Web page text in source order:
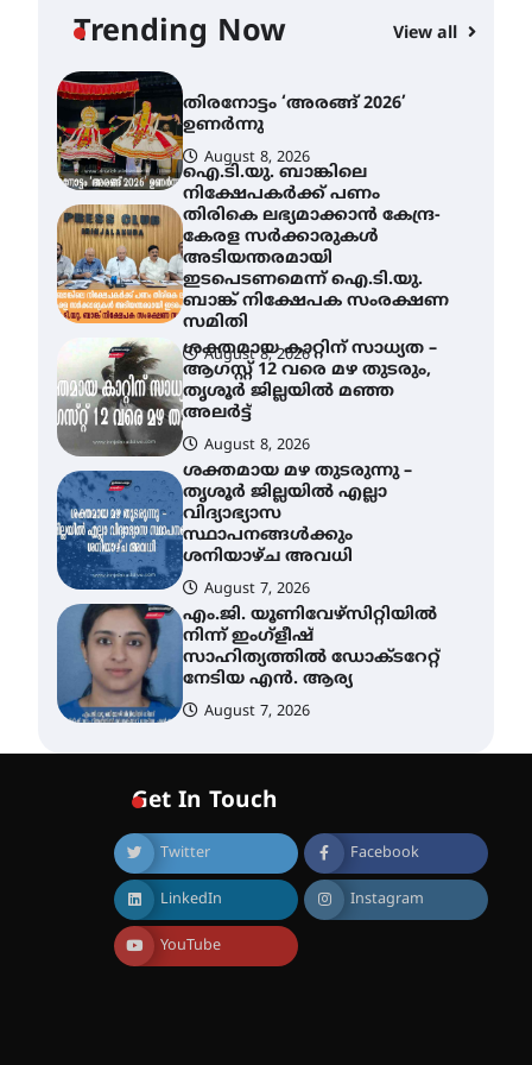
Trending Now View all
August 9, 2026
തിരനോട്ടം ‘അരങ്ങ് 2026’
ഉണർന്നു
August 8, 2026
ഐ.ടി.യു. ബാങ്കിലെ
നിക്ഷേപകർക്ക് പണം
തിരികെ ലഭ്യമാക്കാൻ കേന്ദ്ര-
കേരള സർക്കാരുകൾ
അടിയന്തരമായി
ഇടപെടണമെന്ന് ഐ.ടി.യു.
ബാങ്ക് നിക്ഷേപക സംരക്ഷണ
സമിതി
August 8, 2026
ശക്തമായ കാറ്റിന് സാധ്യത –
ആഗസ്റ്റ് 12 വരെ മഴ തുടരും,
തൃശൂർ ജില്ലയിൽ മഞ്ഞ
അലർട്ട്
August 8, 2026
ശക്തമായ മഴ തുടരുന്നു –
തൃശൂർ ജില്ലയിൽ എല്ലാ
വിദ്യാഭ്യാസ
സ്ഥാപനങ്ങൾക്കും
ശനിയാഴ്ച അവധി
August 7, 2026
എം.ജി. യൂണിവേഴ്‌സിറ്റിയിൽ
നിന്ന് ഇംഗ്ളീഷ്
സാഹിത്യത്തിൽ ഡോക്ടറേറ്റ്
നേടിയ എൻ. ആര്യ
August 7, 2026
ഇരിങ്ങാലക്കുട – ഗുരുവായൂർ
യാഥാർത്ഥ്യമാകുന്നു
August 9, 2026
തിരനോട്ടം ‘അരങ്ങ് 2026’
ഉണർന്നു
August 8, 2026
ഐ.ടി.യു. ബാങ്കിലെ
Get In Touch
Twitter Facebook
LinkedIn Instagram
YouTube